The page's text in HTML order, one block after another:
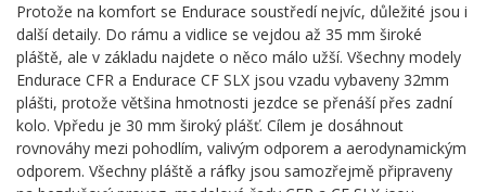
Protože na komfort se Endurace soustředí nejvíc, důležité jsou i
další detaily. Do rámu a vidlice se vejdou až 35 mm široké
pláště, ale v základu najdete o něco málo užší. Všechny modely
Endurace CFR a Endurace CF SLX jsou vzadu vybaveny 32mm
plášti, protože většina hmotnosti jezdce se přenáší přes zadní
kolo. Vpředu je 30 mm široký plášť. Cílem je dosáhnout
rovnováhy mezi pohodlím, valivým odporem a aerodynamickým
odporem. Všechny pláště a ráfky jsou samozřejmě připraveny